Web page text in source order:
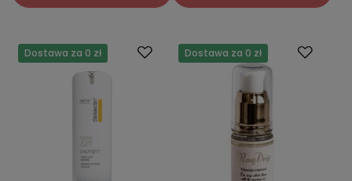
Dostawa za 0 zł Dostawa za 0 zł